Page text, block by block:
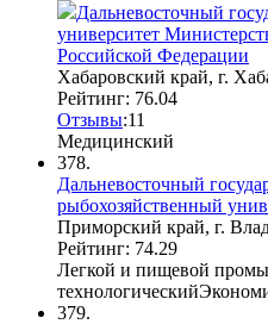
Дальневосточный
университет
Российской Федерации
Хабаровский край, г.
Рейтинг: 76.04
Отзывы:11
Медицинский
378.
Дальневосточный
рыбохозяйственный
Приморский край, г.
Рейтинг: 74.29
Легкой и пищевой
технологический
379.